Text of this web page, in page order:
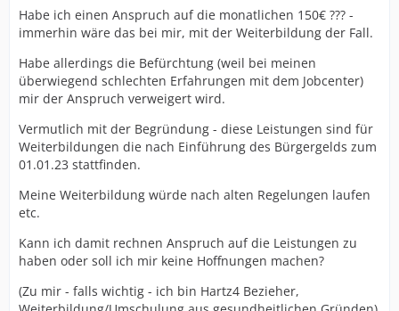
Habe ich einen Anspruch auf die monatlichen 150€ ??? -
immerhin wäre das bei mir, mit der Weiterbildung der Fall.
Habe allerdings die Befürchtung (weil bei meinen
überwiegend schlechten Erfahrungen mit dem Jobcenter)
mir der Anspruch verweigert wird.
Vermutlich mit der Begründung - diese Leistungen sind für
Weiterbildungen die nach Einführung des Bürgergelds zum
01.01.23 stattfinden.
Meine Weiterbildung würde nach alten Regelungen laufen
etc.
Kann ich damit rechnen Anspruch auf die Leistungen zu
haben oder soll ich mir keine Hoffnungen machen?
(Zu mir - falls wichtig - ich bin Hartz4 Bezieher,